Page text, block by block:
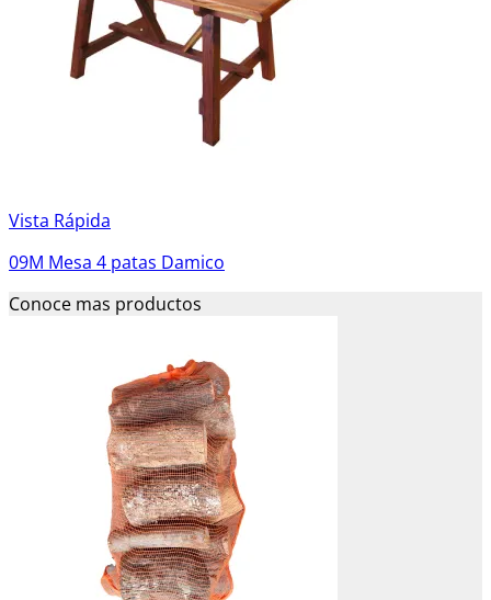
Vista Rápida
09M Mesa 4 patas Damico
Conoce mas productos